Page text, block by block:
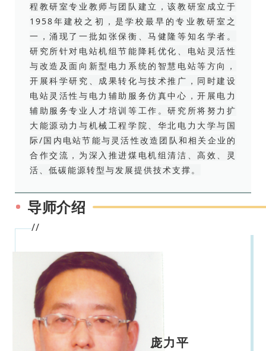
程教研室专业教师与团队建立，该教研室成立于
1958年建校之初，是学校最早的专业教研室之
一，涌现了一批如张保衡、马健隆等知名学者。
研究所针对电站机组节能降耗优化、电站灵活性
与改造及面向新型电力系统的智慧电站等方向，
开展科学研究、成果转化与技术推广，同时建设
电站灵活性与电力辅助服务仿真中心，开展电力
辅助服务专业人才培训等工作。研究所将努力扩
大能源动力与机械工程学院、华北电力大学与国
际/国内电站节能与灵活性改造团队和相关企业的
合作交流，为深入推进煤电机组清洁、高效、灵
活、低碳能源转型与发展提供技术支撑。
导师介绍
//
庞力平